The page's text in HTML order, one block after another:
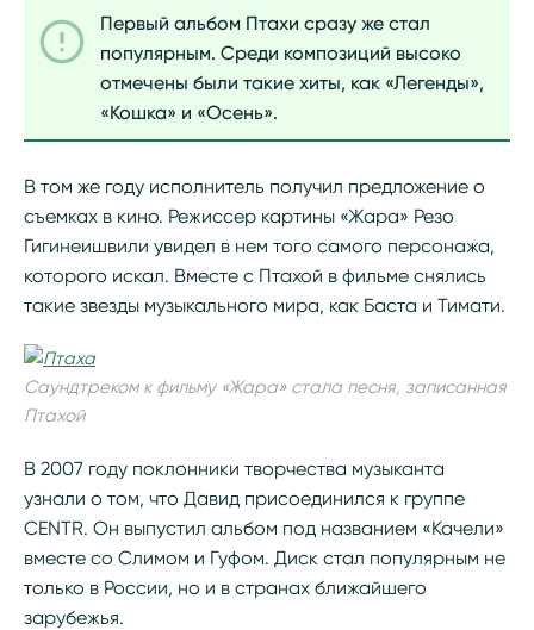
Первый альбом Птахи сразу же стал
популярным. Среди композиций высоко
отмечены были такие хиты, как «Легенды»,
«Кошка» и «Осень».
В том же году исполнитель получил предложение о
съемках в кино. Режиссер картины «Жара» Резо
Гигинеишвили увидел в нем того самого персонажа,
которого искал. Вместе с Птахой в фильме снялись
такие звезды музыкального мира, как Баста и Тимати.
Саундтреком к фильму «Жара» стала песня, записанная
Птахой
В 2007 году поклонники творчества музыканта
узнали о том, что Давид присоединился к группе
CENTR. Он выпустил альбом под названием «Качели»
вместе со Слимом и Гуфом. Диск стал популярным не
только в России, но и в странах ближайшего
зарубежья.